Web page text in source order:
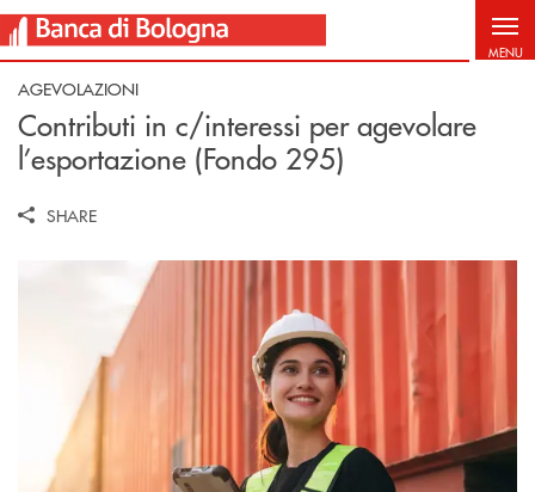
Salta al contenuto principale
MENU
AGEVOLAZIONI
Contributi in c/interessi per agevolare
l’esportazione (Fondo 295)
SHARE